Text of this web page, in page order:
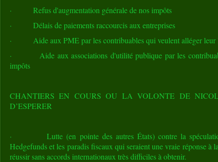
· Refus d'augmentation générale de nos impôts
· Délais de paiements raccourcis aux entreprises
· Aide aux PME par les contribuables qui veulent alléger leur
· Aide aux associations d'utilité publique par les
impôts
CHANTIERS EN COURS OU LA VOLONTE DE
D’ESPERER
· Lutte (en pointe des autres États) contre la
Hedgefunds et les paradis fiscaux qui seraient une vraie réponse à
réussir sans accords internationaux très difficiles à obtenir.